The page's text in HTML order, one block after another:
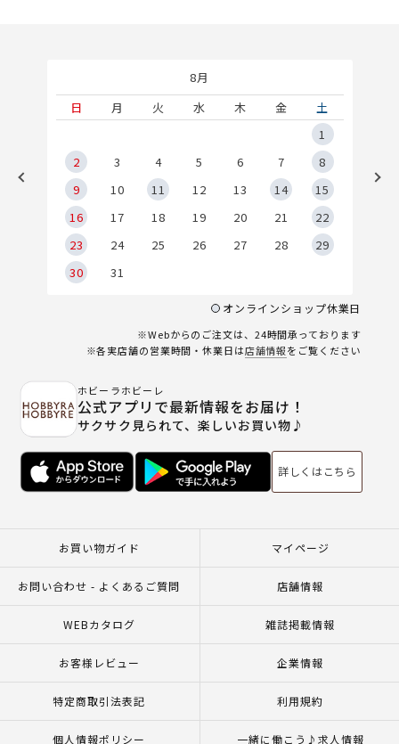
8月
日
月 火 水 木 金
土
1
2
3 4 5 6 7
8
9
10 11 12 13 14
15
16
17 18 19 20 21
22
23
24 25 26 27 28
29
30
31
オンラインショップ休業日
※Webからのご注文は、24時間承っております
※各実店舗の営業時間・休業日は店舗情報をご覧ください
ホビーラホビーレ
公式アプリで最新情報をお届け！
サクサク見られて、楽しいお買い物♪
詳しくはこちら
お買い物ガイド マイページ
お問い合わせ - よくあるご質問 店舗情報
WEBカタログ 雑誌掲載情報
お客様レビュー 企業情報
特定商取引法表記 利用規約
個人情報ポリシー 一緒に働こう♪求人情報